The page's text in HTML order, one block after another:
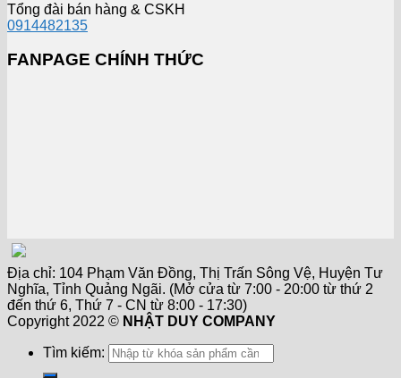
Tổng đài bán hàng & CSKH
0914482135
FANPAGE CHÍNH THỨC
Địa chỉ: 104 Phạm Văn Đồng, Thị Trấn Sông Vệ, Huyện Tư
Nghĩa, Tỉnh Quảng Ngãi. (Mở cửa từ 7:00 - 20:00 từ thứ 2
đến thứ 6, Thứ 7 - CN từ 8:00 - 17:30)
Copyright 2022 © NHẬT DUY COMPANY
Tìm kiếm: